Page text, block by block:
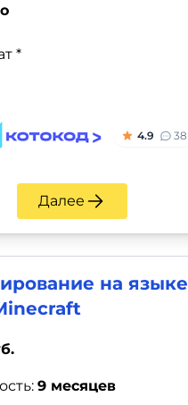
*
4.9 38
Далее
на языке
9 месяцев